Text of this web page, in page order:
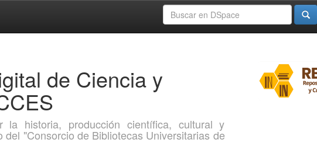
de Ciencia y
historia, producción científica, cultural y
"Consorcio de Bibliotecas Universitarias de